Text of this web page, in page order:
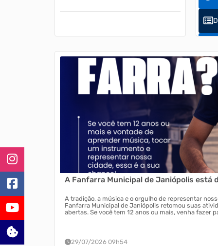
Mesmo com
Ginásio de
A Fanfarra Municipal de Janiópolis está
A tradição, a música e o orgulho de representar
Fanfarra Municipal de Janiópolis retomou suas
abertas. Se você tem 12 anos ou mais, venha fazer
29/07/2026 09h54